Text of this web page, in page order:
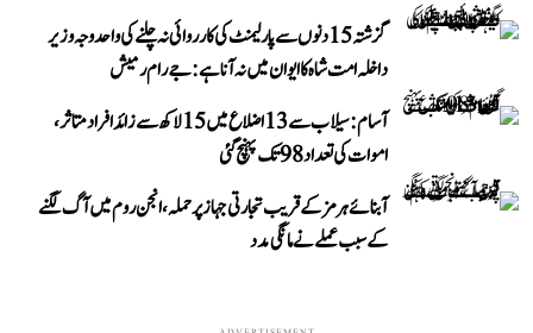
گزشتہ 15 دنوں سے پارلیمنٹ کی کارروائی نہ چلنے کی واحد وجہ وزیر
داخلہ امت شاہ کا ایوان میں نہ آنا ہے: جے رام رمیش
آسام: سیلاب سے 13 اضلاع میں 15 لاکھ سے زائد افراد متاثر،
اموات کی تعداد 98 تک پہنچ گئی
آبنائے ہرمز کے قریب تجارتی جہاز پر حملہ، انجن روم میں آگ لگنے
کے سبب عملے نے مانگی مدد